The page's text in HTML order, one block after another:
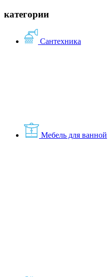
категории
Сантехника
Мебель для ванной